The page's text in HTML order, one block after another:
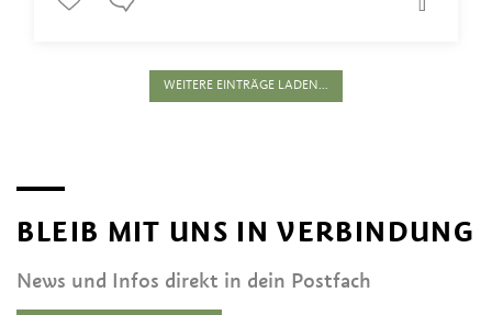
WEITERE EINTRÄGE LADEN...
BLEIB MIT UNS IN VERBINDUNG
News und Infos direkt in dein Postfach